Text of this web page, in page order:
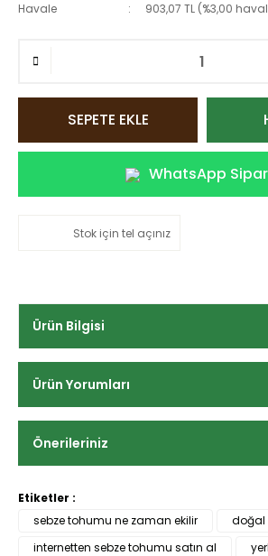
Havale
903,07 TL (%3,00
SEPETE EKLE
WhatsApp
Stok için tel açınız
Ürün Bilgisi
Ürün Yorumları
Önerileriniz
Etiketler :
sebze tohumu ne zaman ekilir
doğal
internetten sebze tohumu satın al